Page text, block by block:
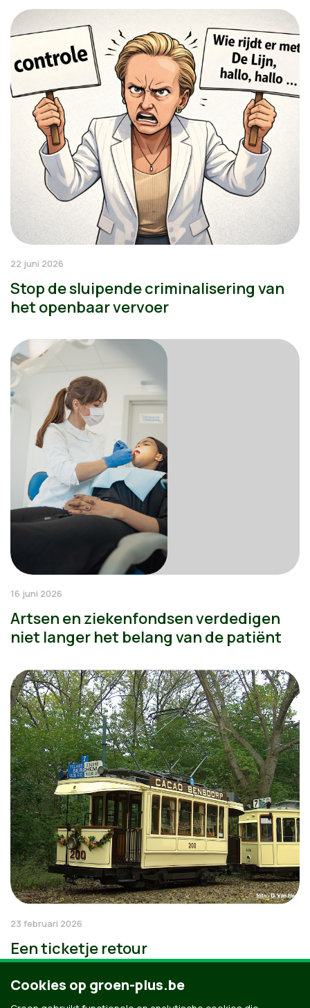
22 juni 2026
Stop de sluipende criminalisering van
het openbaar vervoer
16 juni 2026
Artsen en ziekenfondsen verdedigen
niet langer het belang van de patiënt
23 februari 2026
Een ticketje retour
Cookies op groen-plus.be